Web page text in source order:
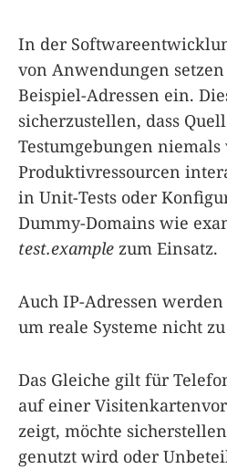
In der
von Anwendungen
Beispiel-Adressen ein.
sicherzustellen, dass
Testumgebungen
Produktivressourcen
in Unit-Tests oder
Dummy-Domains wie
test.example zum Einsatz.
Auch IP-Adressen
um reale Systeme nicht
Das Gleiche gilt für
auf einer
zeigt, möchte
genutzt wird oder